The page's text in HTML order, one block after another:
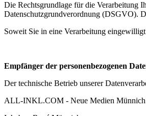
Die Rechtsgrundlage für die Verarbeitung
Datenschutzgrundverordnung (DSGVO).
Soweit Sie in eine Verarbeitung
Empfänger der personenbezogenen
Der technische Betrieb unserer
ALL-INKL.COM - Neue Medien Münnich